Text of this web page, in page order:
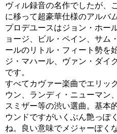
ヴィル録音の名作でしたが、
に移って超豪華仕様のアルバ
プロデユースはジョン・ホー
ョージ、ビル・ペイン、サム
ールのリトル・フィート勢を
ジ・マハール、ヴァン・ダイ
です。
すべてカヴァー楽曲でエリッ
ウン、ランディ・ニューマン
スミザー等の渋い選曲。基本
ウンドですがいくぶん艶っぽ
ね。良い意味でメジャーぽく